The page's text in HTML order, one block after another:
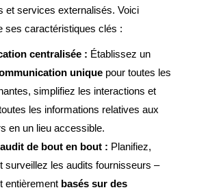
et services externalisés. Voici
ses caractéristiques clés :
centralisée : Établissez un
unique pour toutes les
simplifiez les interactions et
les informations relatives aux
en un lieu accessible.
de bout en bout : Planifiez,
surveillez les audits fournisseurs –
entièrement basés sur des